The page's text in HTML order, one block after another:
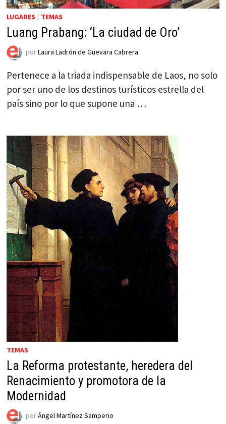
LUGARES / TEMAS
Luang Prabang: ‘La ciudad de Oro’
porLaura Ladrón de Guevara Cabrera
Pertenece a la triada indispensable de Laos, no solo
por ser uno de los destinos turísticos estrella del
país sino por lo que supone una …
TEMAS
La Reforma protestante, heredera del
Renacimiento y promotora de la
Modernidad
porÁngel Martínez Samperio